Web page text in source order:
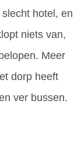
hotel, en
niets van,
Meer
dorp heeft
ver bussen.